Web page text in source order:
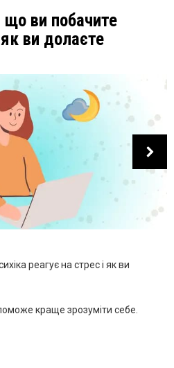
що ви побачите
ви долаєте
реагує на стрес і як ви
краще зрозуміти себе.